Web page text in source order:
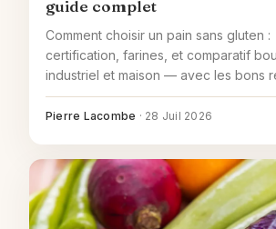
guide complet
Comment choisir un pain sans gluten :
certification, farines, et comparatif
industriel et maison — avec les bons
sécurité.
Pierre Lacombe · 28 Juil 2026